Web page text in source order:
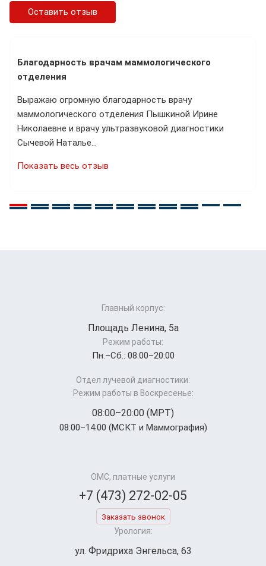
Оставить отзыв
Благодарность врачам маммологического
отделения
Выражаю огромную благодарность врачу
маммологического отделения Пышкиной Ирине
Николаевне и врачу ультразвуковой диагностики
Сычевой Наталье…
Показать весь отзыв
Главный корпус:
Площадь Ленина, 5а
Режим работы:
Пн.–Cб.: 08:00–20:00
Отдел лучевой диагностики:
Режим работы в Воскресенье:
08:00–20:00 (МРТ)
08:00–14:00 (МСКТ и Маммография)
ОМС, платные услуги
+7 (473) 272-02-05
Заказать звонок
Урология:
ул. Фридриха Энгельса, 63